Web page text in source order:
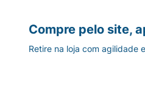
Compre pelo site,
Retire na loja com agilidade